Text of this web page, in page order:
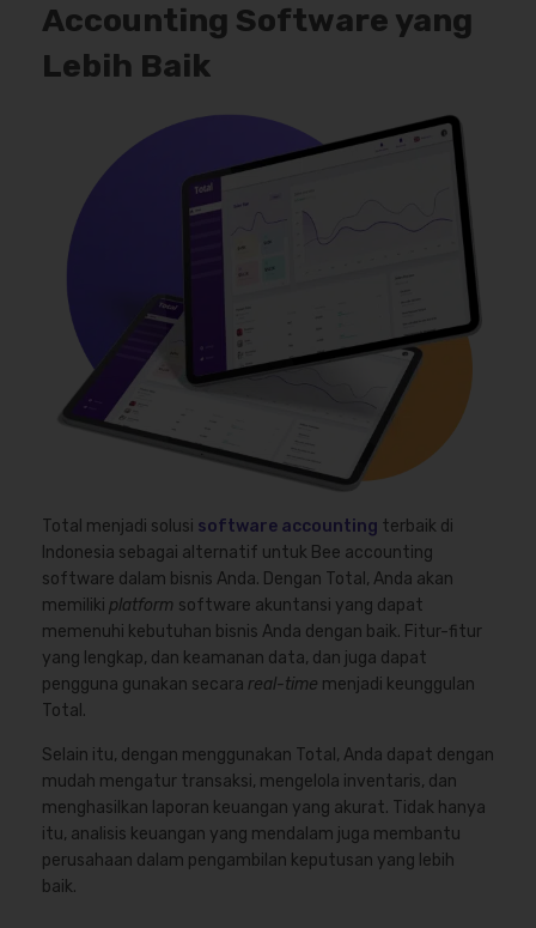
Accounting Software yang
Lebih Baik
Total menjadi solusi software accounting terbaik di
Indonesia sebagai alternatif untuk Bee accounting
software dalam bisnis Anda. Dengan Total, Anda akan
memiliki platform software akuntansi yang dapat
memenuhi kebutuhan bisnis Anda dengan baik. Fitur-fitur
yang lengkap, dan keamanan data, dan juga dapat
pengguna gunakan secara real-time menjadi keunggulan
Total.
Selain itu, dengan menggunakan Total, Anda dapat dengan
mudah mengatur transaksi, mengelola inventaris, dan
menghasilkan laporan keuangan yang akurat. Tidak hanya
itu, analisis keuangan yang mendalam juga membantu
perusahaan dalam pengambilan keputusan yang lebih
baik.